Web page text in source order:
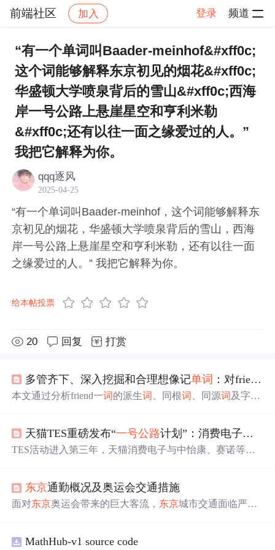
前端社区 加入 登录 频道
社区 前端社区 感慨 帖子详情
“有一个单词叫Baader-meinhof&#xff0c;
这个词能够解释东京初见的烟花&#xff0c;
华盛顿大学喷泉背后的雪山&#xff0c;西海
岸一号公路上悬崖星空和亨利米勒
&#xff0c;还有以往一面之缘爱过的人。”
我把它解释为你。
qqq逐风
2025-04-25
“有一个单词叫Baader-meinhof，这个词能够解释东
京初见的烟花，华盛顿大学喷泉背后的雪山，西海
岸一号公路上悬崖星空和亨利米勒，还有以往一面
之缘爱过的人。” 我把它解释为你。
给本帖投票
20 回复 打赏
多管齐下、深入挖掘和合理想像记单词 ：对friend一
本文通过分析friend一词的派生词 、同根词 、同源词 及字母
文化渊源。同时，从字母f的象形意义出发，揭示friend与fi
end、free等 词之间的内在联系，帮助读者掌握高效的单
天猫TES重磅发布“一号公路计划”：消费电子行业的生意该怎么做？
TES活动进入第三年，天猫消费电子与中怡康、赛诺等合
oT智能产品提升生活品质。
东京通勤概况及奥运会交通措施
面对东京奥运会带来的巨大客流， 东京城市交通面临严峻
解压力，采取了早通勤奖励、弹性工作制、面部识别系
MathHub-v1 source code